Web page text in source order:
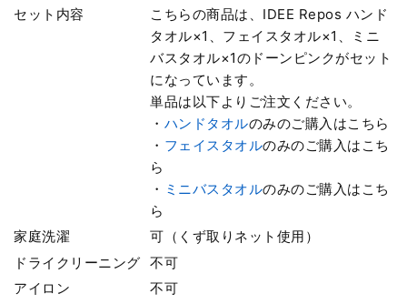
セット内容
こちらの商品は、IDEE Repos ハンド
タオル×1、フェイスタオル×1、ミニ
バスタオル×1のドーンピンクがセット
になっています。
単品は以下よりご注文ください。
・ ハンドタオルのみのご購入はこちら
・ フェイスタオルのみのご購入はこち
ら
・ ミニバスタオルのみのご購入はこち
ら
家庭洗濯
可（くず取りネット使用）
ドライクリーニング
不可
アイロン
不可